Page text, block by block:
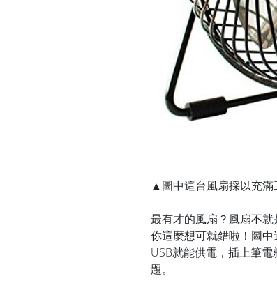
▲圖中這台風扇採以充滿
最有才的風扇？風扇不
你這麼想可就錯啦！圖
USB就能供電，插上筆
題。